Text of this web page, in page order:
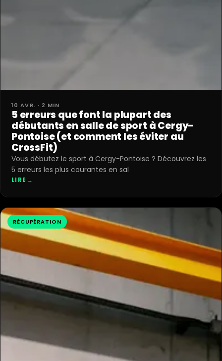
10 AVR. · 2 MIN
5 erreurs que font la plupart des
débutants en salle de sport à Cergy-
Pontoise (et comment les éviter au
CrossFit)
Vous débutez le sport à Cergy-Pontoise ? Découvrez les
5 erreurs les plus courantes en sal
LIRE →
RÉCUPÉRATION